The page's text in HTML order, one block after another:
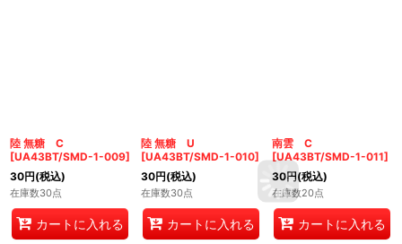
陸 無糖 C
[UA43BT/SMD-1-009]
30円(税込)
在庫数30点
カートに入れる
陸 無糖 U
[UA43BT/SMD-1-010]
30円(税込)
在庫数30点
カートに入れる
南雲 C
[UA43BT/SMD-1-011]
30円(税込)
在庫数20点
カートに入れる